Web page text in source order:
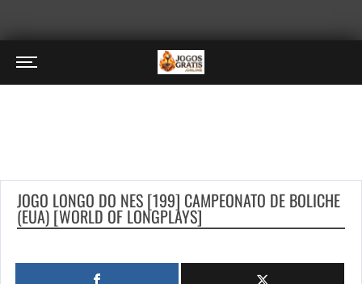
JOGO LONGO DO NES [199] CAMPEONATO DE BOLICHE
(EUA) [WORLD OF LONGPLAYS]